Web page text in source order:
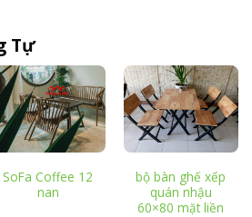
Tự
SoFa Coffee 12
nan
bộ bàn ghế xếp
quán nhậu
60×80 mặt liền